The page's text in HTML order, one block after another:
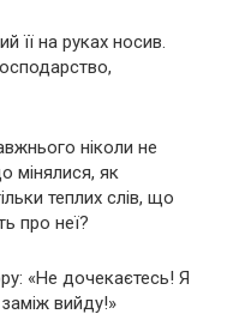
її на руках носив.
ніколи не
мінялися, як
теплих слів, що
про неї?
«Не дочекаєтесь! Я
вийду!»